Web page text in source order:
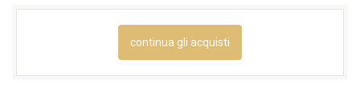
continua gli acquisti